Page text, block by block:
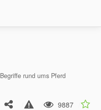
Begriffe rund ums Pferd
9887